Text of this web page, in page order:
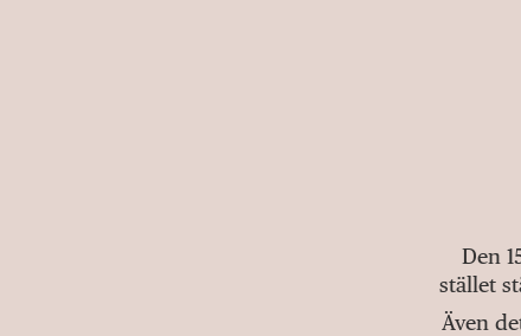
Den
stället
Även